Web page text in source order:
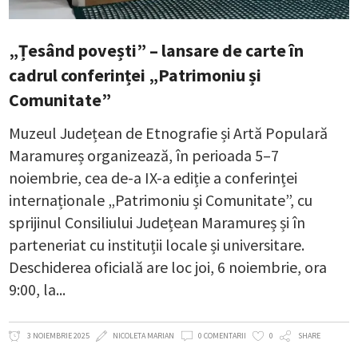
„Țesând povești” – lansare de carte în
cadrul conferinței „Patrimoniu și
Comunitate”
Muzeul Județean de Etnografie și Artă Populară
Maramureș organizează, în perioada 5–7
noiembrie, cea de-a IX-a ediție a conferinței
internaționale „Patrimoniu și Comunitate”, cu
sprijinul Consiliului Județean Maramureș și în
parteneriat cu instituții locale și universitare.
Deschiderea oficială are loc joi, 6 noiembrie, ora
9:00, la
3 NOIEMBRIE 2025 NICOLETA MARIAN 0 COMENTARII 0 SHARE